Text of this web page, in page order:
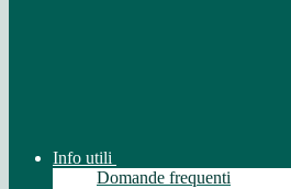
Info utili
Domande frequenti